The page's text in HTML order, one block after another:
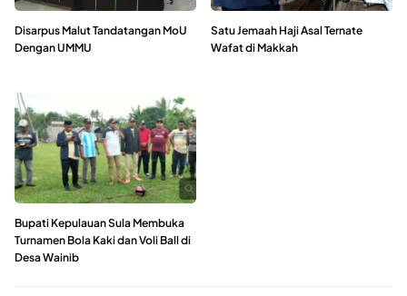
Disarpus Malut Tandatangan MoU
Dengan UMMU
Satu Jemaah Haji Asal Ternate
Wafat di Makkah
Bupati Kepulauan Sula Membuka
Turnamen Bola Kaki dan Voli Ball di
Desa Wainib